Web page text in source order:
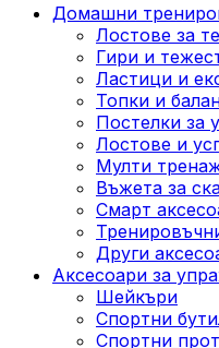
Домашни
Лостове за
Гири и
Ластици и
Топки и
Постелки за
Лостове и
Мулти
Въжета за
Смарт
Други
Аксесоари за
Шейкъри
Спортни
Спортни